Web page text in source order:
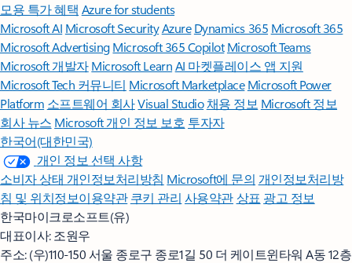
모용 특가 혜택 Azure for students
Microsoft AI Microsoft SecurityAzure Dynamics 365 Microsoft 365
Microsoft AdvertisingMicrosoft 365 Copilot Microsoft Teams
Microsoft 개발자 Microsoft LearnAI 마켓플레이스 앱 지원
Microsoft Tech 커뮤니티 Microsoft Marketplace Microsoft Power
Platform 소프트웨어 회사Visual Studio채용 정보 Microsoft 정보
회사 뉴스 Microsoft 개인 정보 보호 투자자
한국어(대한민국)
개인 정보 선택 사항
소비자 상태 개인정보처리방침 Microsoft에 문의 개인정보처리방
침 및 위치정보이용약관 쿠키 관리 사용약관상표 광고 정보
한국마이크로소프트(유)
대표이사: 조원우
주소: (우)110-150 서울 종로구 종로1길 50 더 케이트윈타워 A동 12층